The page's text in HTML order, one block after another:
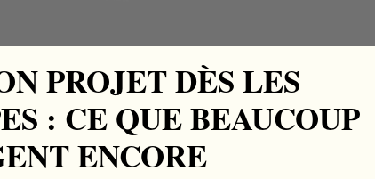
PROJET DÈS LES
: CE QUE BEAUCOUP
ENCORE